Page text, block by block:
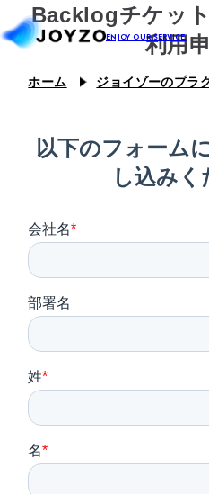
エコシステム39
カスタム39
ジョイとも
ジョイゾーのプラグイン
J Camp
支援事例
Backlogチケッ
利用
ホーム ジョイゾーのプラ